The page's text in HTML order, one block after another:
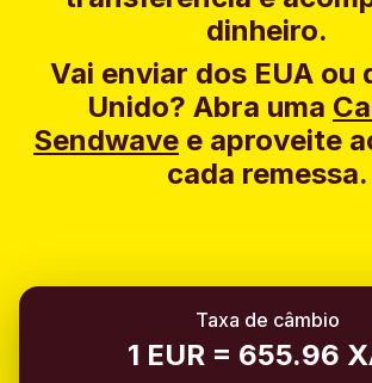
dinheiro.
Vai enviar dos EUA ou
Unido? Abra uma
Sendwave e aproveite
cada remessa.
Taxa de câmbio
1 EUR = 655.96